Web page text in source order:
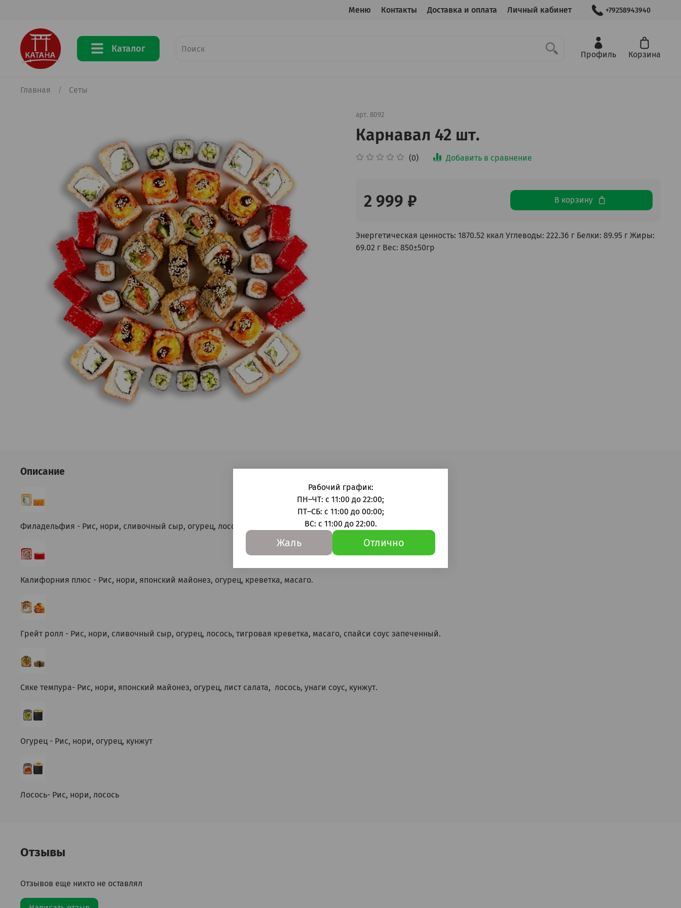
Меню Контакты Доставка и оплата Личный кабинет +79258943940
Каталог Профиль Корзина
Главная Сеты
арт. 8092
Карнавал 42 шт.
(0) Добавить в сравнение
2 999 ₽ В корзину
Энергетическая ценность: 1870.52 ккал Углеводы: 222.36 г Белки: 89.95 г Жиры:
69.02 г Вес: 850±50гр
Описание
Филадельфия - Рис, нори, сливочный сыр, огурец, лосось.
Калифорния плюс - Рис, нори, японский майонез, огурец, креветка, масаго.
Грейт ролл - Рис, нори, сливочный сыр, огурец, лосось, тигровая креветка, масаго, спайси соус запеченный.
Сяке темпура- Рис, нори, японский майонез, огурец, лист салата, лосось, унаги соус, кунжут.
Огурец - Рис, нори, огурец, кунжут
Лосось- Рис, нори, лосось
Отзывы
Отзывов еще никто не оставлял
Рабочий график:
ПН–ЧТ: с 11:00 до 22:00;
ПТ–СБ: с 11:00 до 00:00;
ВС: с 11:00 до 22:00.
Жаль Отлично